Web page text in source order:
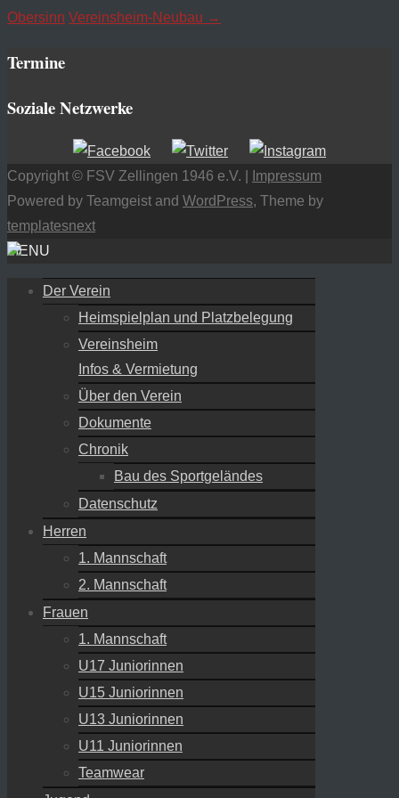
posten
Obersinn Vereinsheim-Neubau →
Termine
Soziale Netzwerke
Copyright © FSV Zellingen 1946 e.V. |
Impressum
Powered by Teamgeist and WordPress, Theme by
templatesnext
MENU
Der Verein
Heimspielplan und Platzbelegung
Vereinsheim
Infos & Vermietung
Über den Verein
Dokumente
Chronik
Bau des Sportgeländes
Datenschutz
Herren
1. Mannschaft
2. Mannschaft
Frauen
1. Mannschaft
U17 Juniorinnen
U15 Juniorinnen
U13 Juniorinnen
U11 Juniorinnen
Teamwear